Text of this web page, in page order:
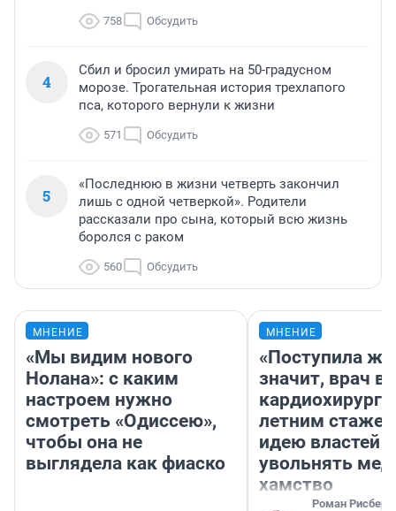
758 Обсудить
4
Сбил и бросил умирать на 50-градусном
морозе. Трогательная история трехлапого
пса, которого вернули к жизни
571 Обсудить
5
«Последнюю в жизни четверть закончил
лишь с одной четверкой». Родители
рассказали про сына, который всю жизнь
боролся с раком
560 Обсудить
МНЕНИЕ
«Мы видим нового
Нолана»: с каким
настроем нужно
смотреть «Одиссею»,
чтобы она не
выглядела как фиаско
МНЕНИЕ
«Поступила
значит, врач
кардиохирург
летним
идею властей
увольнять
хамство
Роман Рисберг